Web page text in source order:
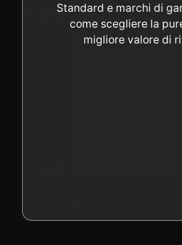
Standard e marchi di
come scegliere la
migliore valore di